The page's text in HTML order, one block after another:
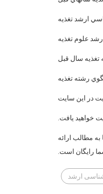
ارشد تغذيه
علوم تغذیه
تغذيه سال قبل
رشته تغذیه
خواهيد يافت.
به مطالب ارائه
رايگان است.
ارشد